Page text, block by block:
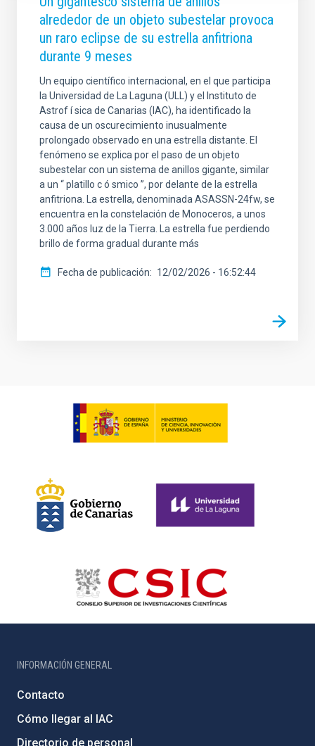
alrededor de un objeto subestelar provoca
un raro eclipse de su estrella anfitriona
durante 9 meses
Un equipo científico internacional, en el que participa
la Universidad de La Laguna (ULL) y el Instituto de
Astrof í sica de Canarias (IAC), ha identificado la
causa de un oscurecimiento inusualmente
prolongado observado en una estrella distante. El
fenómeno se explica por el paso de un objeto
subestelar con un sistema de anillos gigante, similar
a un “ platillo c ó smico ”, por delante de la estrella
anfitriona. La estrella, denominada ASASSN-24fw, se
encuentra en la constelación de Monoceros, a unos
3.000 años luz de la Tierra. La estrella fue perdiendo
brillo de forma gradual durante más
Fecha de publicación 12/02/2026 - 16:52:44
INFORMACIÓN GENERAL
Contacto
Cómo llegar al IAC
Directorio de personal